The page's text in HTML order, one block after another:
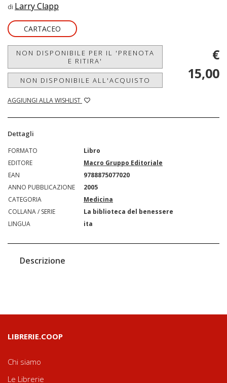
di Larry Clapp
CARTACEO
NON DISPONIBILE PER IL 'PRENOTA
E RITIRA'
NON DISPONIBILE ALL'ACQUISTO
AGGIUNGI ALLA WISHLIST
€
15,00
Dettagli
FORMATO
Libro
EDITORE
Macro Gruppo Editoriale
EAN
9788875077020
ANNO PUBBLICAZIONE
2005
CATEGORIA
Medicina
COLLANA / SERIE
La biblioteca del benessere
LINGUA
ita
Descrizione
LIBRERIE.COOP
Chi siamo
Le Librerie